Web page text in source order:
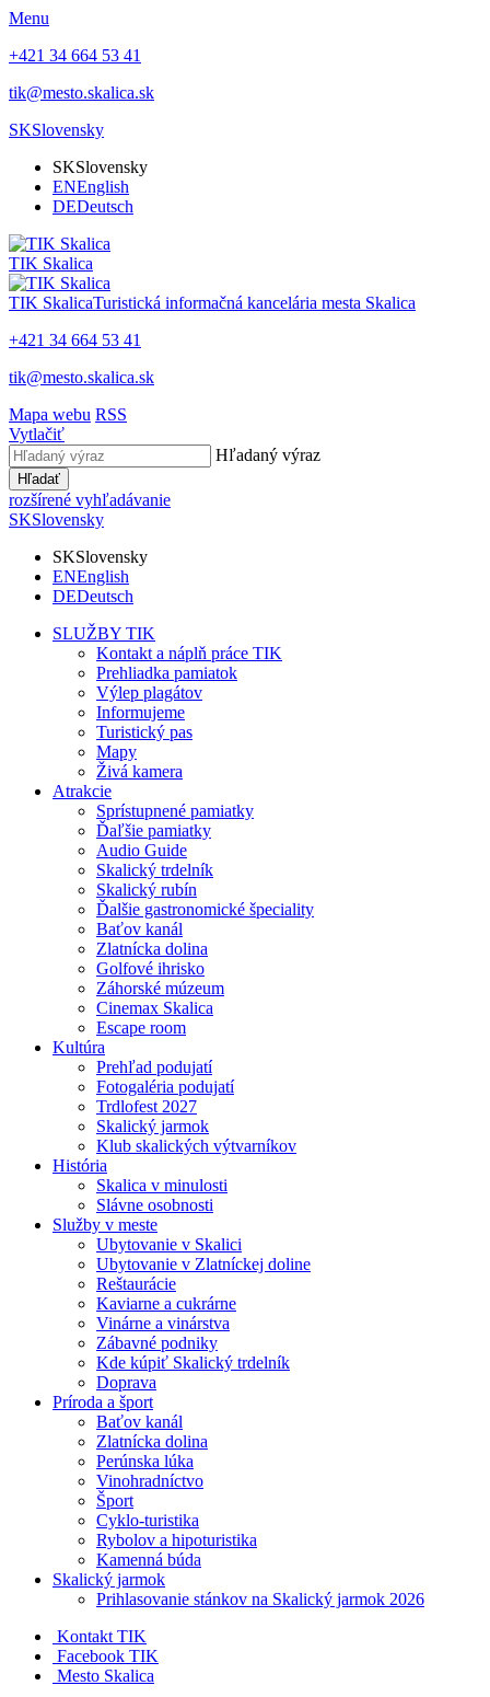
Menu
+421 34 664 53 41
tik@mesto.skalica.sk
SKSlovensky
SKSlovensky
ENEnglish
DEDeutsch
TIK Skalica
TIK SkalicaTuristická informačná kancelária mesta Skalica
+421 34 664 53 41
tik@mesto.skalica.sk
Mapa webu RSS
Vytlačiť
Hľadaný výraz
Hľadať
rozšírené vyhľadávanie
SKSlovensky
SKSlovensky
ENEnglish
DEDeutsch
SLUŽBY TIK
Kontakt a náplň práce TIK
Prehliadka pamiatok
Výlep plagátov
Informujeme
Turistický pas
Mapy
Živá kamera
Atrakcie
Sprístupnené pamiatky
Ďaľšie pamiatky
Audio Guide
Skalický trdelník
Skalický rubín
Ďalšie gastronomické špeciality
Baťov kanál
Zlatnícka dolina
Golfové ihrisko
Záhorské múzeum
Cinemax Skalica
Escape room
Kultúra
Prehľad podujatí
Fotogaléria podujatí
Trdlofest 2027
Skalický jarmok
Klub skalických výtvarníkov
História
Skalica v minulosti
Slávne osobnosti
Služby v meste
Ubytovanie v Skalici
Ubytovanie v Zlatníckej doline
Reštaurácie
Kaviarne a cukrárne
Vinárne a vinárstva
Zábavné podniky
Kde kúpiť Skalický trdelník
Doprava
Príroda a šport
Baťov kanál
Zlatnícka dolina
Perúnska lúka
Vinohradníctvo
Šport
Cyklo-turistika
Rybolov a hipoturistika
Kamenná búda
Skalický jarmok
Prihlasovanie stánkov na Skalický jarmok 2026
Kontakt TIK
Facebook TIK
Mesto Skalica